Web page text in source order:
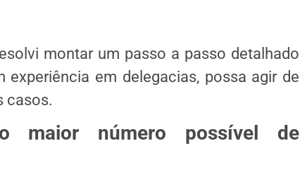
montar um passo a passo detalhado
em delegacias, possa agir de
casos.
maior número possível de